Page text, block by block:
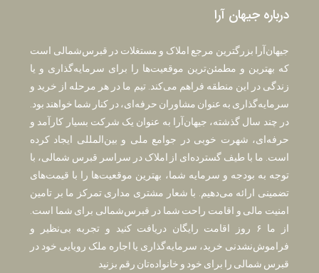
درباره جیهان آرا
جیهان‌آرا بزرگترین مرجع املاک و مستغلات در قبرس‌شمالی است
که بهترین و مطمئن‌ترین موقعیت‌ها را برای سرمایه‌گذاری و یا
زندگی در این منطقه فراهم می‌کند. تیم ما در هر مرحله از خرید و
سرمایه‌گذاری به عنوان مشاوران حرفه‌ای، در کنار شما خواهند بود.
در چند سال گذشته، جیهان‌آرا به عنوان یک شرکت بسیار کارآمد و
حرفه‌ای، شهرت خوبی در جوامع ملی و بین‌المللی ایجاد کرده
است. ما با طیف گسترده‌ای از املاک در سراسر قبرس شمالی، با
توجه به بودجه و سرمایه شما، بهترین موقعیت‌ها را با قیمت‌های
تضمینی ارائه می‌دهیم. با شعار مشتری مداری تمرکز ما بر تامین
امنیت مالی و اقامت راحت شما در قبرس‌شمالی برای شما است.
از ما ۶ روز اقامت رایگان دریافت کنید و تجربه بی‌نظیر و
فراموش‌نشدنی خرید، سرمایه‌گذاری یا اجاره ملک رویایی خود در
قبرس شمالی را برای خود و خانواده‌تان رقم بزنید